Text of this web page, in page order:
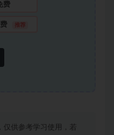
费
推荐
仅供参考学习使用，若